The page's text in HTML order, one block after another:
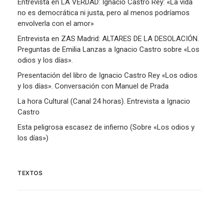
Entrevista en LA VERDAD: Ignacio Castro Rey: «La vida
no es democrática ni justa, pero al menos podríamos
envolverla con el amor»
Entrevista en ZAS Madrid: ALTARES DE LA DESOLACIÓN.
Preguntas de Emilia Lanzas a Ignacio Castro sobre «Los
odios y los días».
Presentación del libro de Ignacio Castro Rey «Los odios
y los días». Conversación con Manuel de Prada
La hora Cultural (Canal 24 horas). Entrevista a Ignacio
Castro
Esta peligrosa escasez de infierno (Sobre «Los odios y
los días»)
TEXTOS